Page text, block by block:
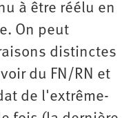
à être réélu en
On peut
distinctes
du FN/RN et
de l'extrême-